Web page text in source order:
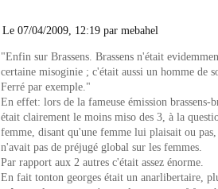
Le 07/04/2009, 12:19 par mebahel
"Enfin sur Brassens. Brassens n'était
certaine misoginie ; c'était aussi un homme de
Ferré par exemple."
En effet: lors de la fameuse émission brassens-
était clairement le moins miso des 3, à la
femme, disant qu'une femme lui plaisait ou
n'avait pas de préjugé global sur les femmes.
Par rapport aux 2 autres c'était assez énorme.
En fait tonton georges était un anarlibertaire,